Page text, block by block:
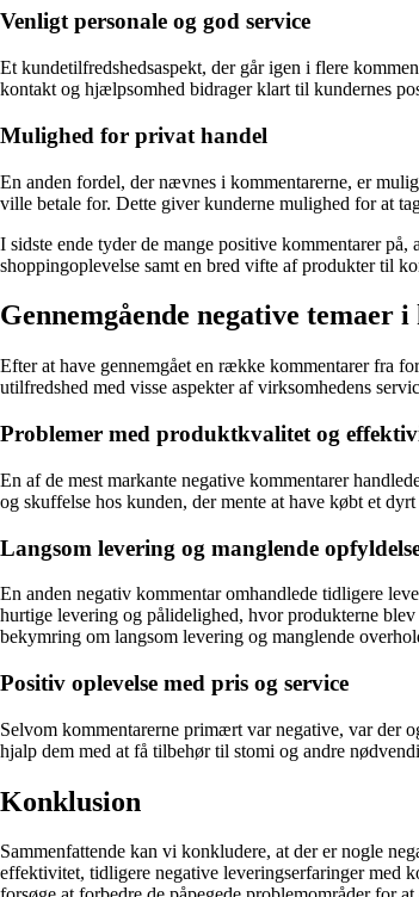
Venligt personale og god service
Et kundetilfredshedsaspekt, der går igen i flere
kontakt og hjælpsomhed bidrager klart til kundernes
Mulighed for privat handel
En anden fordel, der nævnes i kommentarerne, er
ville betale for. Dette giver kunderne mulighed for at
I sidste ende tyder de mange positive kommentarer
shoppingoplevelse samt en bred vifte af produkter til
Gennemgående negative temaer
Efter at have gennemgået en række kommentarer fra
utilfredshed med visse aspekter af virksomhedens
Problemer med produktkvalitet og
En af de mest markante negative kommentarer
og skuffelse hos kunden, der mente at have købt et
Langsom levering og manglende
En anden negativ kommentar omhandlede tidligere
hurtige levering og pålidelighed, hvor produkterne
bekymring om langsom levering og manglende
Positiv oplevelse med pris og service
Selvom kommentarerne primært var negative, var der
hjalp dem med at få tilbehør til stomi og andre
Konklusion
Sammenfattende kan vi konkludere, at der er nogle
effektivitet, tidligere negative leveringserfaringer med